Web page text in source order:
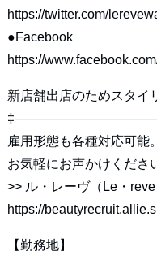
https://twitter.com/
●Facebook
https://
新店舗出店のためスタイ
雇用形態も各種対応可能
お気軽にお声かけくださ
>> ル・レーヴ（Le・
https://
【勤務地】